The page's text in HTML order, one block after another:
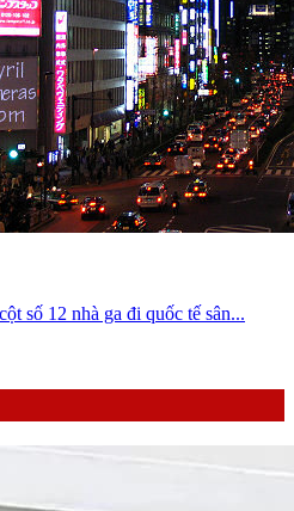
số 12 nhà ga đi quốc tế sân...